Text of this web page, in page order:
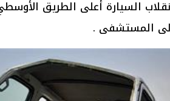
المستشفى .